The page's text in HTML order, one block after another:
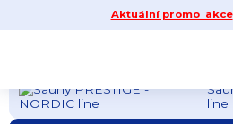
Aktuální promo akce
line